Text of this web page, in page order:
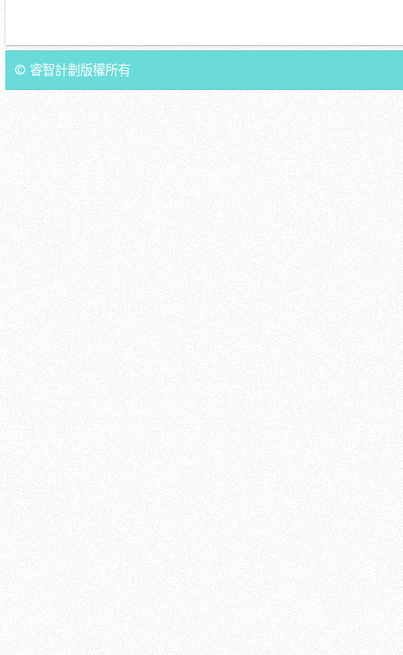
© 睿智計劃版權所有